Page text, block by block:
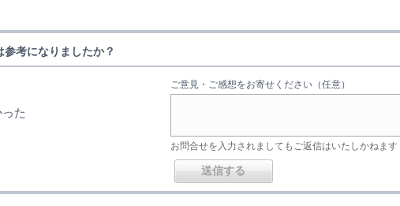
考になりましたか？
た
ご意見・ご感想をお寄せください（任意）
お問合せを入力されましてもご返信はいたしかねます